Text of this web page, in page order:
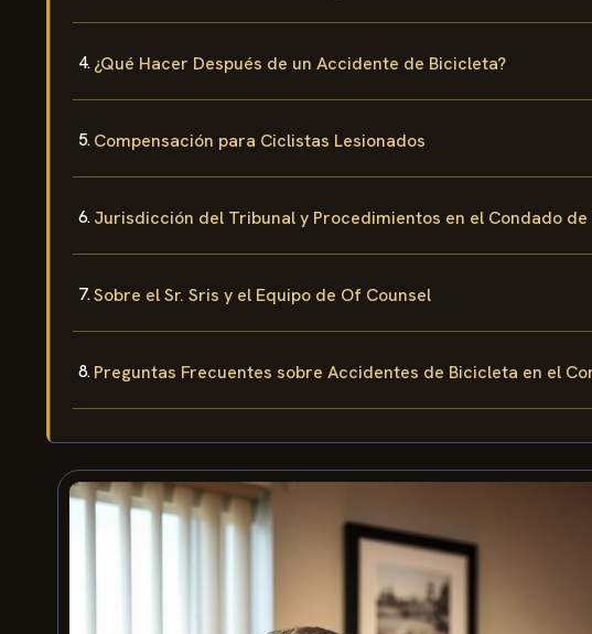
¿Qué Hacer Después de un Accidente de Bicicleta?
Compensación para Ciclistas Lesionados
Jurisdicción del Tribunal y Procedimientos en el Condado de
Sobre el Sr. Sris y el Equipo de Of Counsel
Preguntas Frecuentes sobre Accidentes de Bicicleta en el